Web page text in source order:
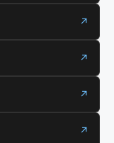
↗
↗
↗
↗